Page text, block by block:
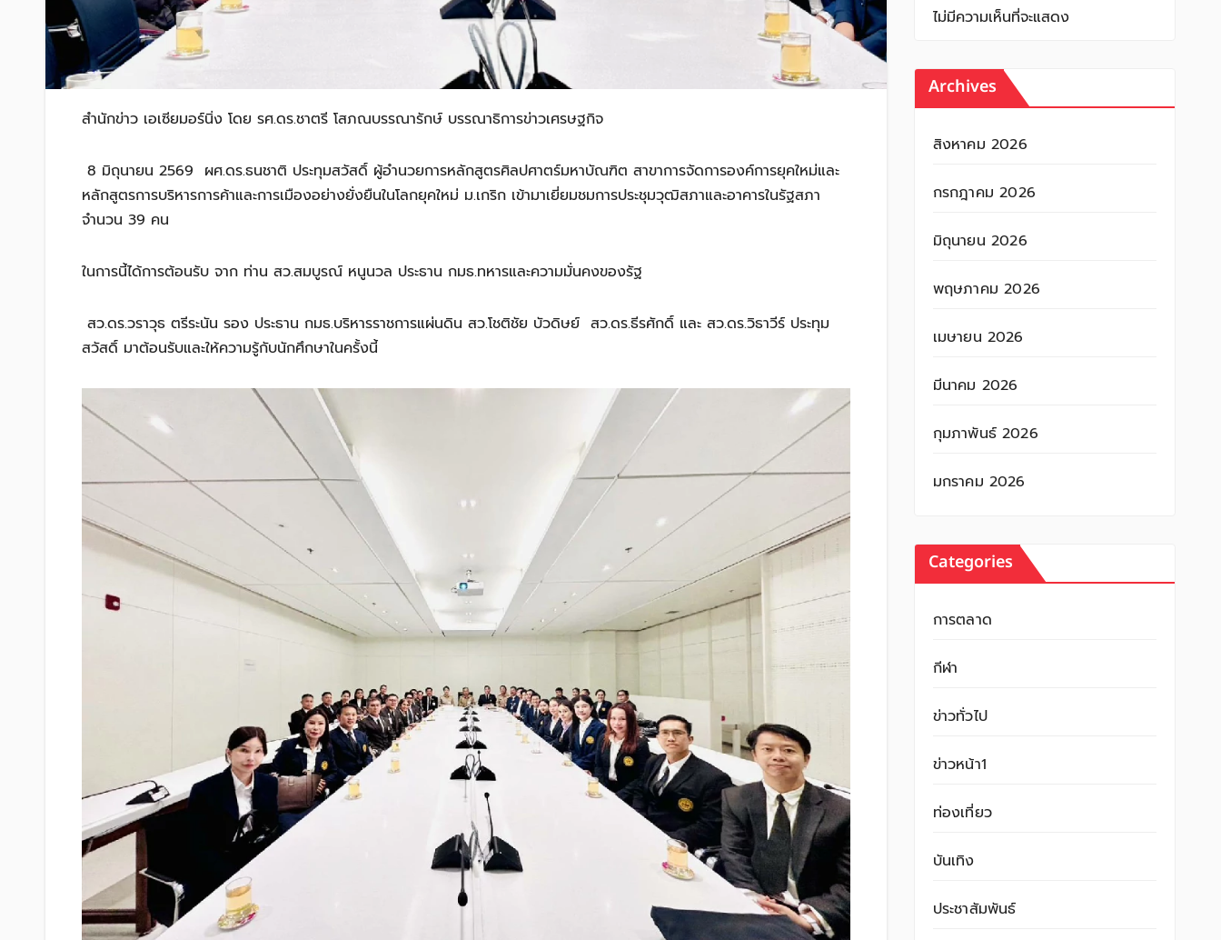
สำนักข่าว เอเซียมอร์นิ่ง โดย รศ.ดร.ชาตรี โสภณบรรณารักษ์ บรรณาธิการข่าวเศรษฐกิจ
8 มิถุนายน 2569 ผศ.ดร.ธนชาติ ประทุมสวัสดิ์ ผู้อำนวยการหลักสูตรศิลปศาตร์มหาบัณฑิต สาขาการจัดการองค์การยุคใหม่และ
หลักสูตรการบริหารการค้าและการเมืองอย่างยั่งยืนในโลกยุคใหม่ ม.เกริก เข้ามาเยี่ยมชมการประชุมวุฒิสภาและอาคารในรัฐสภา
จำนวน 39 คน
ในการนี้ได้การต้อนรับ จาก ท่าน สว.สมบูรณ์ หนูนวล ประธาน กมธ.ทหารและความมั่นคงของรัฐ
สว.ดร.วราวุธ ตรีระนัน รอง ประธาน กมธ.บริหารราชการแผ่นดิน สว.โชติชัย บัวดิษย์ สว.ดร.ธีรศักดิ์ และ สว.ดร.วิธาวีร์ ประทุม
สวัสดิ์ มาต้อนรับและให้ความรู้กับนักศึกษาในครั้งนี้
ไม่มีความเห็นที่จะแสดง
Archives
สิงหาคม 2026
กรกฎาคม 2026
มิถุนายน 2026
พฤษภาคม 2026
เมษายน 2026
มีนาคม 2026
กุมภาพันธ์ 2026
มกราคม 2026
Categories
การตลาด
กีฬา
ข่าวทั่วไป
ข่าวหน้า1
ท่องเที่ยว
บันเทิง
ประชาสัมพันธ์